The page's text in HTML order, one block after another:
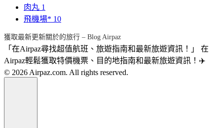
肉丸 1
飛機場* 10
獲取最新更新關於的旅行 – Blog Airpaz
「在Airpaz尋找超值航班、旅遊指南和最新旅遊資訊！」 在
Airpaz輕鬆獲取特價機票、目的地指南和最新旅遊資訊！✈️
© 2026 Airpaz.com. All rights reserved.